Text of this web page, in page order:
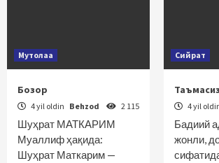
Мутолаа
Бозор
4 yil oldin Behzod 2 115
Шуҳрат МАТКАРИМ
Муаллиф ҳақида:
Шуҳрат Маткарим —
Сийрат
4 yil
Бадиий
жонли,